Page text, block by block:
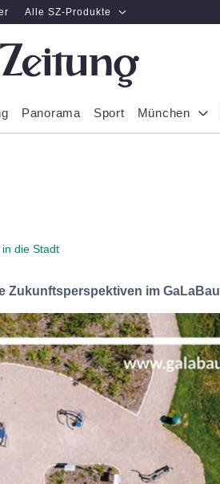
Alle SZ-Produkte
Panorama Sport München
die Stadt
Zukunftsperspektiven im GaLaBau